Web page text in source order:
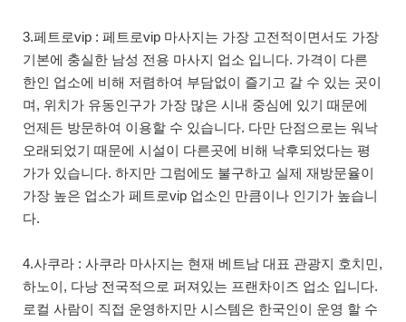
3.페트로vip : 페트로vip 마사지는 가장 고전적이면서도 가장
기본에 충실한 남성 전용 마사지 업소 입니다. 가격이 다른
한인 업소에 비해 저렴하여 부담없이 즐기고 갈 수 있는 곳이
며, 위치가 유동인구가 가장 많은 시내 중심에 있기 때문에
언제든 방문하여 이용할 수 있습니다. 다만 단점으로는 워낙
오래되었기 때문에 시설이 다른곳에 비해 낙후되었다는 평
가가 있습니다. 하지만 그럼에도 불구하고 실제 재방문율이
가장 높은 업소가 페트로vip 업소인 만큼이나 인기가 높습니
다.
4.사쿠라 : 사쿠라 마사지는 현재 베트남 대표 관광지 호치민,
하노이, 다낭 전국적으로 퍼져있는 프랜차이즈 업소 입니다.
로컬 사람이 직접 운영하지만 시스템은 한국인이 운영 할 수